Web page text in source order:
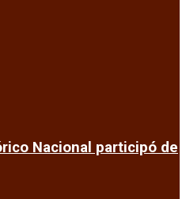
Nacional participó de